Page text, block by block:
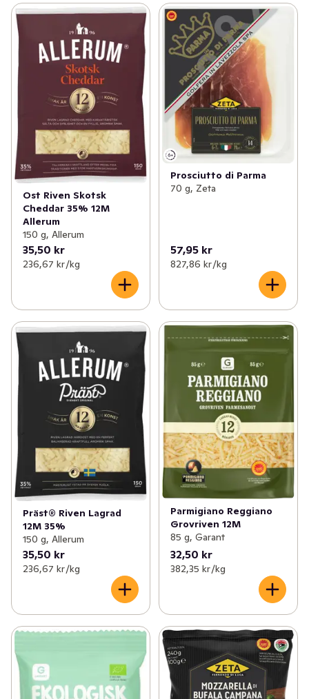
Ost Riven Skotsk
Cheddar 35% 12M
Allerum
150 g, Allerum
35,50 kr
236,67 kr /kg
Prosciutto di Parma
70 g, Zeta
57,95 kr
827,86 kr /kg
Präst® Riven Lagrad
12M 35%
150 g, Allerum
35,50 kr
236,67 kr /kg
Parmigiano Reggiano
Grovriven 12M
85 g, Garant
32,50 kr
382,35 kr /kg